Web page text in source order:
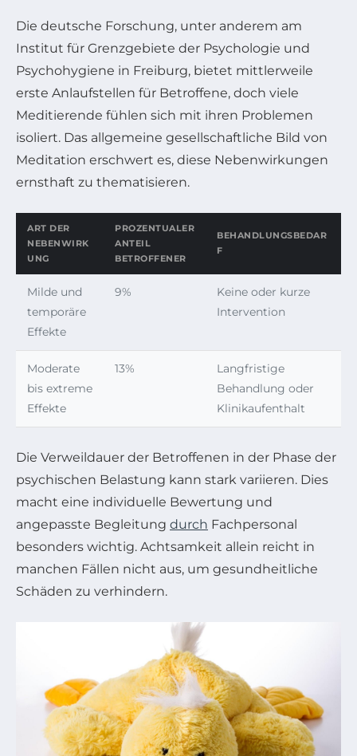
Die deutsche Forschung, unter anderem am
Institut für Grenzgebiete der Psychologie und
Psychohygiene in Freiburg, bietet mittlerweile
erste Anlaufstellen für Betroffene, doch viele
Meditierende fühlen sich mit ihren Problemen
isoliert. Das allgemeine gesellschaftliche Bild von
Meditation erschwert es, diese Nebenwirkungen
ernsthaft zu thematisieren.
ART DER
NEBENWIRK
UNG
PROZENTUALER
ANTEIL
BETROFFENER
BEHANDLUNGSBEDAR
F
Milde und
temporäre
Effekte
9%
Keine oder kurze
Intervention
Moderate
bis extreme
Effekte
13%
Langfristige
Behandlung oder
Klinikaufenthalt
Die Verweildauer der Betroffenen in der Phase der
psychischen Belastung kann stark variieren. Dies
macht eine individuelle Bewertung und
angepasste Begleitung durch Fachpersonal
besonders wichtig. Achtsamkeit allein reicht in
manchen Fällen nicht aus, um gesundheitliche
Schäden zu verhindern.